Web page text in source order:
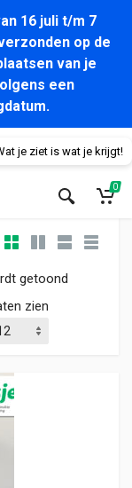
16 juli t/m 7
op de
van je
een
is wat je krijgt!
0
getoond
zien